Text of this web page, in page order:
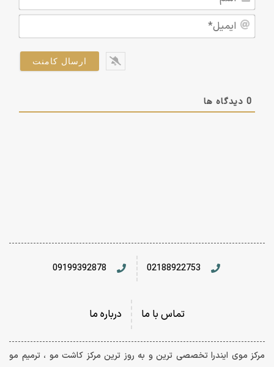
0 دیدگاه ها
02188922753
09199392878
تماس با ما درباره ما
مرکز موی ایندرا تخصصی ترین و به روز‌ ترین مرکز کاشت مو ، ترمیم مو